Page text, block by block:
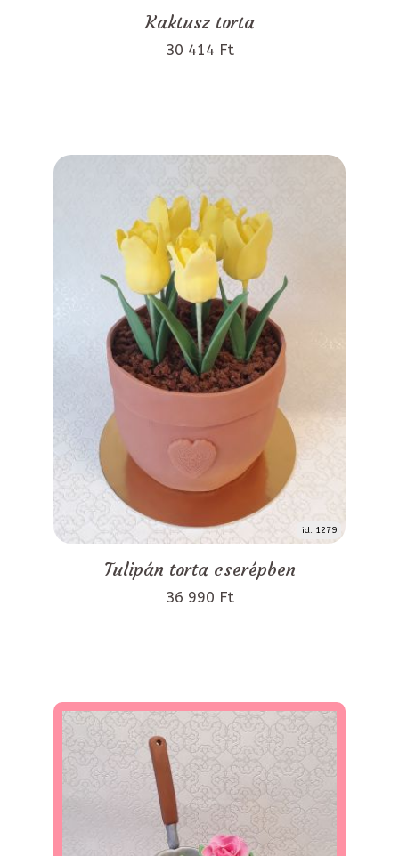
Kaktusz torta
30 414 Ft
id: 1279
Tulipán torta cserépben
36 990 Ft